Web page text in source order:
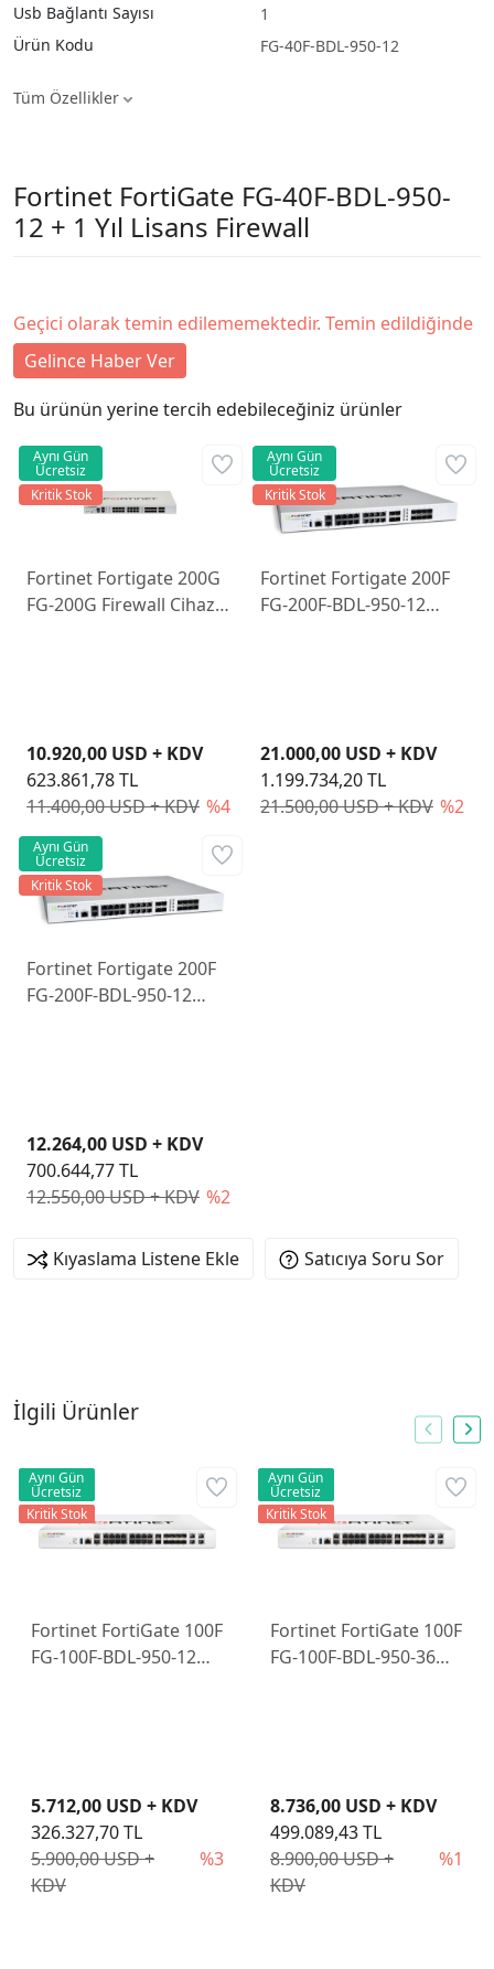
Usb Bağlantı Sayısı
1
Ürün Kodu
FG-40F-BDL-950-12
Tüm Özellikler
Fortinet FortiGate FG-40F-BDL-950-
12 + 1 Yıl Lisans Firewall
Geçici olarak temin edilememektedir. Temin edildiğinde
Gelince Haber Ver
Bu ürünün yerine tercih edebileceğiniz ürünler
Fortinet Fortigate 200G
FG-200G Firewall Cihazı
11.400,00 USD + KDV %4
10.920,00 USD + KDV
623.861,78 TL
Aynı Gün
Ücretsiz
Kritik Stok
Fortinet Fortigate 200F
FG-200F-BDL-950-12
21.500,00 USD + KDV %2
21.000,00 USD + KDV
1.199.734,20 TL
Aynı Gün
Ücretsiz
Kritik Stok
Fortinet Fortigate 200F
FG-200F-BDL-950-12
12.550,00 USD + KDV %2
12.264,00 USD + KDV
700.644,77 TL
Aynı Gün
Ücretsiz
Kritik Stok
Kıyaslama Listene Ekle Satıcıya Soru Sor
İlgili Ürünler
Fortinet FortiGate 100F
FG-100F-BDL-950-12
5.900,00 USD +
KDV
%3
5.712,00 USD + KDV
326.327,70 TL
Aynı Gün
Ücretsiz
Kritik Stok
Fortinet FortiGate 100F
FG-100F-BDL-950-36
8.900,00 USD +
KDV
%1
8.736,00 USD + KDV
499.089,43 TL
Aynı Gün
Ücretsiz
Kritik Stok